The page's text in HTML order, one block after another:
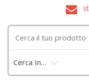
Cerca In…